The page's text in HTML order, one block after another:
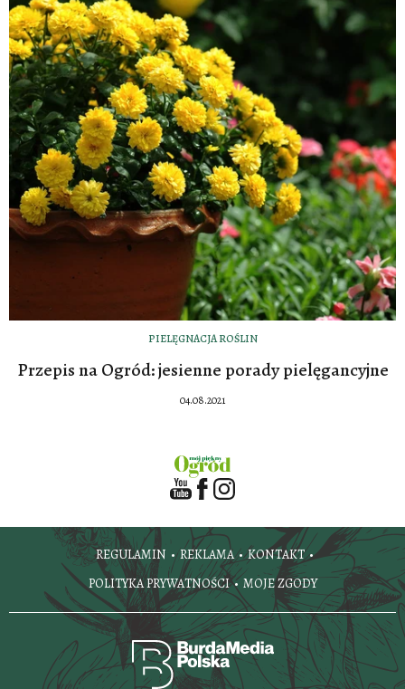
PIELĘGNACJA ROŚLIN
Przepis na Ogród: jesienne porady pielęgancyjne
04.08.2021
REGULAMIN REKLAMA
KONTAKT
POLITYKA PRYWATNOŚCI
MOJE ZGODY